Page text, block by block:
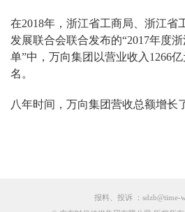
在2018年，浙江省工商局、浙江省
发展联合会联合发布的“2017年度
单”中，万向集团以营业收入1266
名。
八年时间，万向集团营收总额增长
报料、投诉 ：sdzb@time-